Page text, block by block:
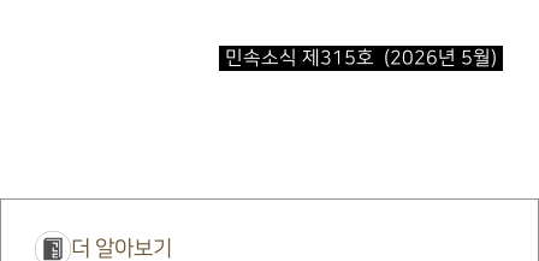
민속소식 제315호 (2026년 5월)
더 알아보기